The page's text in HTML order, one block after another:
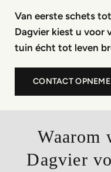
Van eerste schets
Dagvier kiest u voor
tuin écht tot leven
CONTACT
Waarom
Dagvier